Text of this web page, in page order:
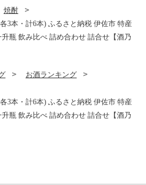
焼酎
3本・計6本) ふるさと納税 伊佐市 特産
瓶 飲み比べ 詰め合わせ 詰合せ【酒乃
お酒ランキング
3本・計6本) ふるさと納税 伊佐市 特産
瓶 飲み比べ 詰め合わせ 詰合せ【酒乃